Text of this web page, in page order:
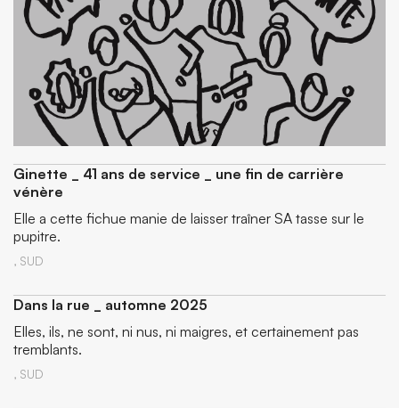
Ginette _ 41 ans de service _ une fin de carrière
vénère
Elle a cette fichue manie de laisser traîner SA tasse sur le
pupitre.
, SUD
Dans la rue _ automne 2025
Elles, ils, ne sont, ni nus, ni maigres, et certainement pas
tremblants.
, SUD